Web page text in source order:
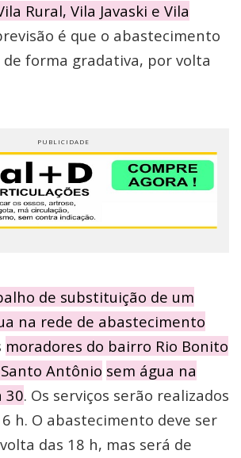
Rural, Vila Javaski e Vila
é que o abastecimento
forma gradativa, por volta
de substituição de um
na rede de abastecimento
moradores do bairro Rio Bonito
Antônio sem água na
30. Os serviços serão realizados
h. O abastecimento deve ser
das 18 h, mas será de